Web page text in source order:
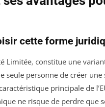
cette forme
Limitée, constitue une
seule personne de créer une
principale de
ne risque de perdre que